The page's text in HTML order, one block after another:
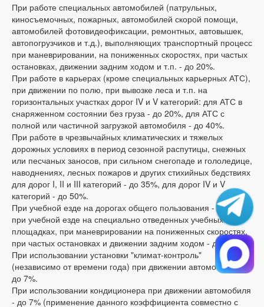
При работе специальных автомобилей (патрульных,
киносъемочных, пожарных, автомобилей скорой помощи,
автомобилей фотовидеофиксации, ремонтных, автовышек,
автопогрузчиков и т.д.), выполняющих транспортный процесс
при маневрировании, на пониженных скоростях, при частых
остановках, движении задним ходом и т.п. - до 20%.
При работе в карьерах (кроме специальных карьерных АТС),
при движении по полю, при вывозке леса и т.п. на
горизонтальных участках дорог IV и V категорий: для АТС в
снаряженном состоянии без груза - до 20%, для АТС с
полной или частичной загрузкой автомобиля - до 40%.
При работе в чрезвычайных климатических и тяжелых
дорожных условиях в период сезонной распутицы, снежных
или песчаных заносов, при сильном снегопаде и гололедице,
наводнениях, лесных пожаров и других стихийных бедствиях
для дорог I, II и III категорий - до 35%, для дорог IV и V
категорий - до 50%.
При учебной езде на дорогах общего пользования - до 20%;
при учебной езде на специально отведенных учебных
площадках, при маневрировании на пониженных скоростях,
при частых остановках и движении задним ходом - до 40%.
При использовании установки "климат-контроль"
(независимо от времени года) при движении автомобиля –
до 7%.
При использовании кондиционера при движении автомобиля
- до 7% (применение данного коэффициента совместно с